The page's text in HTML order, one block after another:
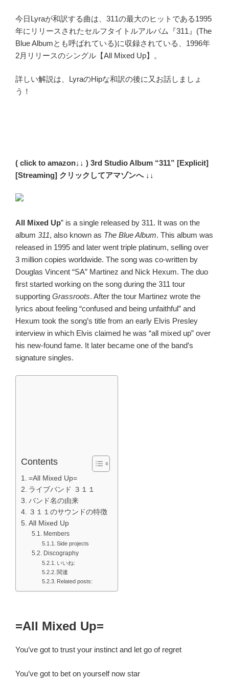
今日Lyraが和訳する曲は、311の最大のヒットである1995
年にリリースされたセルフタイトルアルバム『311』(The
Blue Albumとも呼ばれている)に収録されている、1996年
2月リリースのシングル【All Mixed Up】。
詳しい解説は、LyraのHipな和訳の後に又お話しましょ
う！
( click to amazon↓↓ ) 3rd Studio Album “311” [Explicit]
[Streaming] クリックしてアマゾンへ ↓↓
All Mixed Up” is a single released by 311. It was on the
album 311, also known as The Blue Album. This album was
released in 1995 and later went triple platinum, selling over
3 million copies worldwide. The song was co-written by
Douglas Vincent “SA” Martinez and Nick Hexum. The duo
first started working on the song during the 311 tour
supporting Grassroots. After the tour Martinez wrote the
lyrics about feeling “confused and being unfaithful” and
Hexum took the song’s title from an early Elvis Presley
interview in which Elvis claimed he was “all mixed up” over
his new-found fame. It later became one of the band’s
signature singles.
Contents
=All Mixed Up=
ライブバンド ３１１
バンド名の由来
３１１のサウンドの特徴
All Mixed Up
Members
Side projects
Discography
いいね:
関連
Related posts:
=All Mixed Up=
You’ve got to trust your instinct and let go of regret
You’ve got to bet on yourself now star